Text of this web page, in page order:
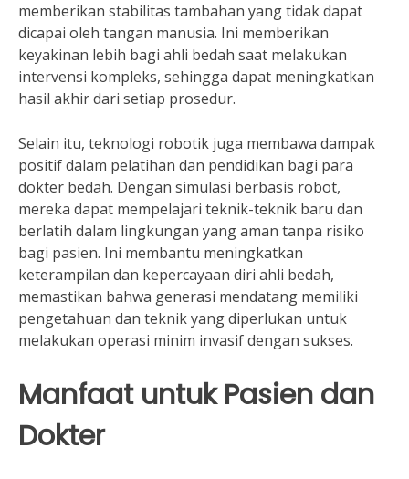
memberikan stabilitas tambahan yang tidak dapat
dicapai oleh tangan manusia. Ini memberikan
keyakinan lebih bagi ahli bedah saat melakukan
intervensi kompleks, sehingga dapat meningkatkan
hasil akhir dari setiap prosedur.
Selain itu, teknologi robotik juga membawa dampak
positif dalam pelatihan dan pendidikan bagi para
dokter bedah. Dengan simulasi berbasis robot,
mereka dapat mempelajari teknik-teknik baru dan
berlatih dalam lingkungan yang aman tanpa risiko
bagi pasien. Ini membantu meningkatkan
keterampilan dan kepercayaan diri ahli bedah,
memastikan bahwa generasi mendatang memiliki
pengetahuan dan teknik yang diperlukan untuk
melakukan operasi minim invasif dengan sukses.
Manfaat untuk Pasien dan
Dokter